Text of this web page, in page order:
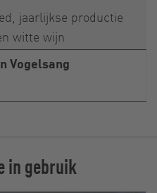
jaarlijkse productie
witte wijn
Vogelsang
in gebruik